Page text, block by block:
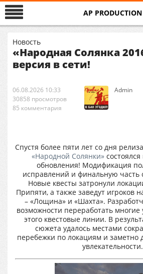
AP PRODUCTION
Новость
«Народная Солянка
версия в сети!
06.08.2026 10:33
30858 просмотров
85 комментария
Аdmin
Спустя более пяти лет со дня
«Народной Солянки»
обновления! Модификация
исправлений и финальную
Новые квесты затронули
Припяти, а также заведут игроков
– «Лощина» и «Шахта».
возможности переработать
этого квестовые линии. В
сюжета удалось местами
перебежки по локациям и заметно
увлекательности.